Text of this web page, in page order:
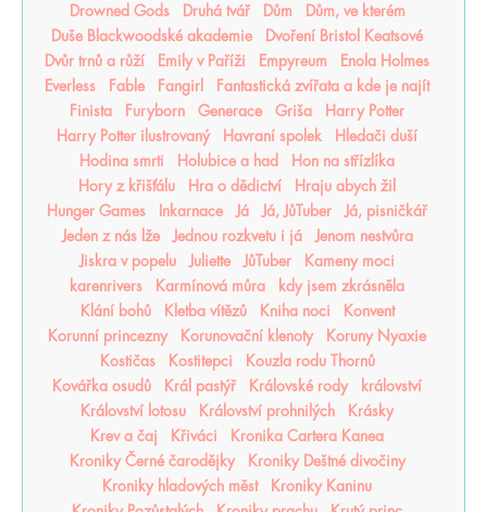
Drowned Gods
Druhá tvář Dům
Dům, ve kterém
Duše Blackwoodské akademie
Dvoření Bristol Keatsové
Dvůr trnů a růží
Emily v Paříži Empyreum
Enola Holmes
Everless
Fable Fangirl
Fantastická zvířata a kde je najít
Finista
Furyborn Generace Griša
Harry Potter
Harry Potter ilustrovaný
Havraní spolek
Hledači duší
Hodina smrti
Holubice a had
Hon na střízlíka
Hory z křišťálu
Hra o dědictví
Hraju abych žil
Hunger Games
Inkarnace Já Já, JůTuber
Já, pisničkář
Jeden z nás lže
Jednou rozkvetu i já
Jenom nestvůra
Jiskra v popelu
Juliette JůTuber
Kameny moci
karenrivers
Karmínová můra
kdy jsem zkrásněla
Klání bohů
Kletba vítězů Kniha noci
Konvent
Korunní princezny
Korunovační klenoty
Koruny Nyaxie
Kostičas
Kostitepci
Kouzla rodu Thornů
Kovářka osudů
Král pastýř Královské rody
království
Království lotosu
Království prohnilých
Krásky
Krev a čaj
Křiváci
Kronika Cartera Kanea
Kroniky Černé čarodějky
Kroniky Deštné divočiny
Kroniky hladových měst
Kroniky Kaninu